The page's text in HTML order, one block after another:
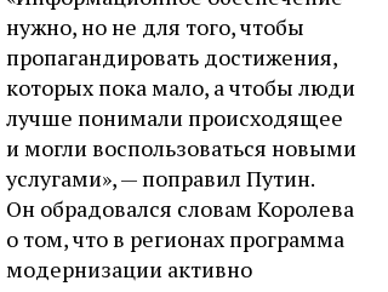
нужно, но не для того, чтобы
пропагандировать достижения,
которых пока мало, а чтобы люди
лучше понимали происходящее
и могли воспользоваться новыми
услугами», — поправил Путин.
Он обрадовался словам Королева
о том, что в регионах программа
модернизации активно